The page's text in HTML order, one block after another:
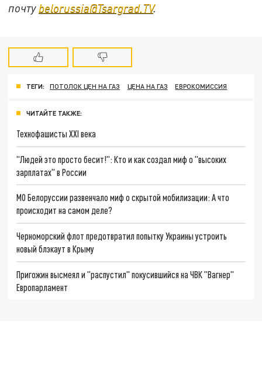
почту belorussia@Tsargrad.TV.
ТЕГИ: ПОТОЛОК ЦЕН НА ГАЗ ЦЕНА НА ГАЗ ЕВРОКОМИССИЯ
ЧИТАЙТЕ ТАКЖЕ:
Технофашисты XXI века
"Людей это просто бесит!": Кто и как создал миф о "высоких
зарплатах" в России
МО Белоруссии развенчало миф о скрытой мобилизации: А что
происходит на самом деле?
Черноморский флот предотвратил попытку Украины устроить
новый блэкаут в Крыму
Пригожин высмеял и "распустил" покусившийся на ЧВК "Вагнер"
Европарламент